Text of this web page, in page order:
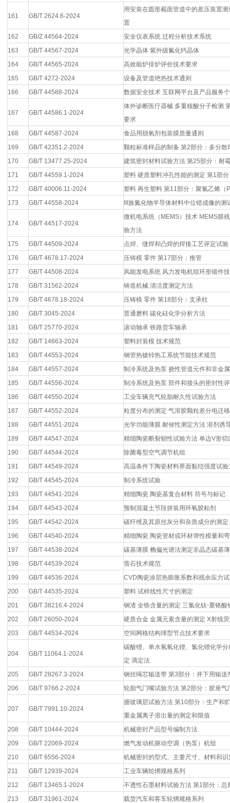
161 GB/T 2624.6-2024
用安装在圆形截面管道中的差压装置
置
162
GB/Z 44564-2024
安全仪表系统 过程分析技术系统
163
GB/T 44567-2024
光学晶体 紫外级氟化钙晶体
164
GB/T 44565-2024
高效能炉排炉评价技术要求
165
GB/T 4272-2024
设备及管道绝热技术通则
166
GB/T 44588-2024 数据安全技术 互联网平台及产品服务
167 GB/T 44586.1-2024
体外诊断医疗器械 多重核酸分子检测
要求
168
GB/T 44587-2024
食品用脱氧剂包装膜质量通则
169
GB/T 42351.2-2024
颗粒标准样品的制备 第2部分：多分散
170
GB/T 13477.25-2024
建筑密封材料试验方法 第25部分：耐
171
GB/T 44559.1-2024
塑料 硬质塑料冲孔性能的测定 第1部
172
GB/T 40006.11-2024
塑料 再生塑料 第11部分：聚氯乙烯（
173
GB/T 44558-2024 III族氮化物半导体材料中位错成像的
174 GB/T 44517-2024
微机电系统（MEMS）技术 MEMS膜
验方法
175
GB/T 44509-2024
点焊、缝焊和凸焊的焊接工艺评定试验
176
GB/T 4678.17-2024
压铸模 零件 第17部分：推管
177
GB/T 44508-2024
风能发电系统 风力发电机组环形锻件
178
GB/T 31562-2024
铸造机械 清洁度测定方法
179
GB/T 4678.18-2024
压铸模 零件 第18部分：支承柱
180
GB/T 3045-2024
普通磨料 碳化硅化学分析方法
181
GB/T 25770-2024
滚动轴承 铁路货车轴承
182
GB/T 14663-2024
塑料封装模 技术规范
183
GB/T 44553-2024
钢管热镀锌热工系统节能技术规范
184
GB/T 44557-2024
制冷系统及热泵 挠性管道元件和非金
185
GB/T 44556-2024
制冷系统及热泵 部件和接头的密封性
186
GB/T 44550-2024
工业车辆充气轮胎耐久性试验方法
187
GB/T 44552-2024
粒度分布的测定 气溶胶颗粒差分电迁
188
GB/T 44551-2024
光学功能薄膜 耐候性测定方法 溶剂诱
189
GB/T 44547-2024
精细陶瓷断裂韧性试验方法 单边V形
190
GB/T 44544-2024
除菌毒型空气调节机组
191
GB/T 44549-2024
高温条件下陶瓷材料界面黏结强度试验
192
GB/T 44545-2024
制冷系统试验
193
GB/T 44541-2024
精细陶瓷 陶瓷基复合材料 符号与标记
194
GB/T 44543-2024
预制混凝土节段拼装用环氧胶粘剂
195
GB/T 44542-2024
碳纤维及其原丝灰分和杂质成分的测定
196
GB/T 44540-2024
精细陶瓷 陶瓷管材或环材弹性模量和
197
GB/T 44538-2024
碳基薄膜 椭偏光谱法测定非晶态碳基
198
GB/T 44539-2024
萤石技术规范
199
GB/T 44536-2024
CVD陶瓷涂层热膨胀系数和残余应力
200
GB/T 44535-2024
塑料 试样线性尺寸的测定
201
GB/T 38216.4-2024
钢渣 全铁含量的测定 三氯化钛-重铬酸
202
GB/T 26050-2024
硬质合金 金属元素含量的测定 X射线
203
GB/T 44534-2024 空间网格结构球型节点技术要求
204 GB/T 11064.1-2024
碳酸锂、单水氢氧化锂、氯化锂化学
定 滴定法
205
GB/T 28267.3-2024
钢丝绳芯输送带 第3部分：井下用输送
206
GB/T 9766.2-2024 轮胎气门嘴试验方法 第2部分：胶座气
207 GB/T 7991.10-2024
搪玻璃层试验方法 第10部分：生产和
重金属离子溶出量的测定和限值
208
GB/T 10444-2024
机械密封产品型号编制方法
209
GB/T 22069-2024
燃气发动机驱动空调（热泵）机组
210
GB/T 6556-2024
机械密封的型式、主要尺寸、材料和识
211
GB/T 12939-2024
工业车辆轮辋规格系列
212
GB/T 13465.1-2024
不透性石墨材料试验方法 第1部分：总
213
GB/T 31961-2024
载货汽车和客车轮辋规格系列